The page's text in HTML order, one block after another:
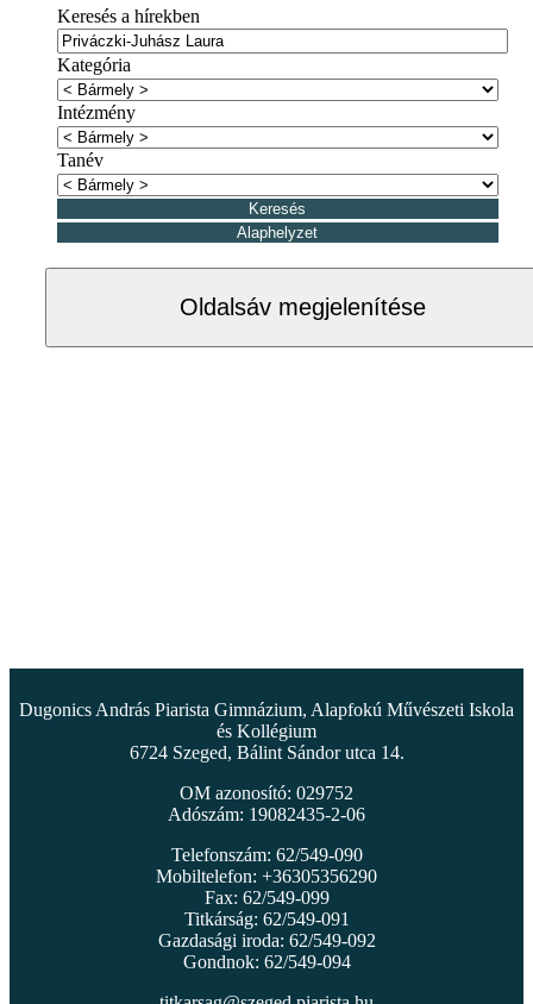
Keresés a hírekben
Kategória
Intézmény
Tanév
Oldalsáv megjelenítése
Dugonics András Piarista Gimnázium, Alapfokú Művészeti Iskola
és Kollégium
6724 Szeged, Bálint Sándor utca 14.
OM azonosító: 029752
Adószám: 19082435-2-06
Telefonszám: 62/549-090
Mobiltelefon: +36305356290
Fax: 62/549-099
Titkárság: 62/549-091
Gazdasági iroda: 62/549-092
Gondnok: 62/549-094